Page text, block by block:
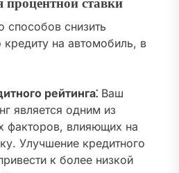
ставки
способов снизить
на автомобиль, в
рейтинга⁚ Ваш
является одним из
факторов, влияющих на
Улучшение кредитного
к более низкой